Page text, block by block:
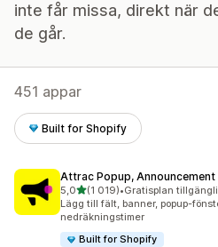
inte får missa, direkt när
de går.
451 appar
Built for Shopify
Attrac Popup, Announcement
5,0av 5 stjärnor
(1 019)
1019 recensioner totalt
•Gratisplan
Lägg till fält, banner, popup-
nedräkningstimer
Built for Shopify